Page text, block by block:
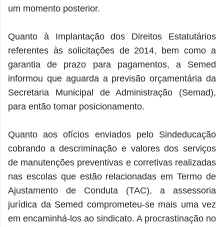
um momento posterior.
Quanto à Implantação dos Direitos Estatutários
referentes às solicitações de 2014, bem como a
garantia de prazo para pagamentos, a Semed
informou que aguarda a previsão orçamentária da
Secretaria Municipal de Administração (Semad),
para então tomar posicionamento.
Quanto aos ofícios enviados pelo Sindeducação
cobrando a descriminação e valores dos serviços
de manutenções preventivas e corretivas realizadas
nas escolas que estão relacionadas em Termo de
Ajustamento de Conduta (TAC), a assessoria
jurídica da Semed comprometeu-se mais uma vez
em encaminhá-los ao sindicato. A procrastinação no